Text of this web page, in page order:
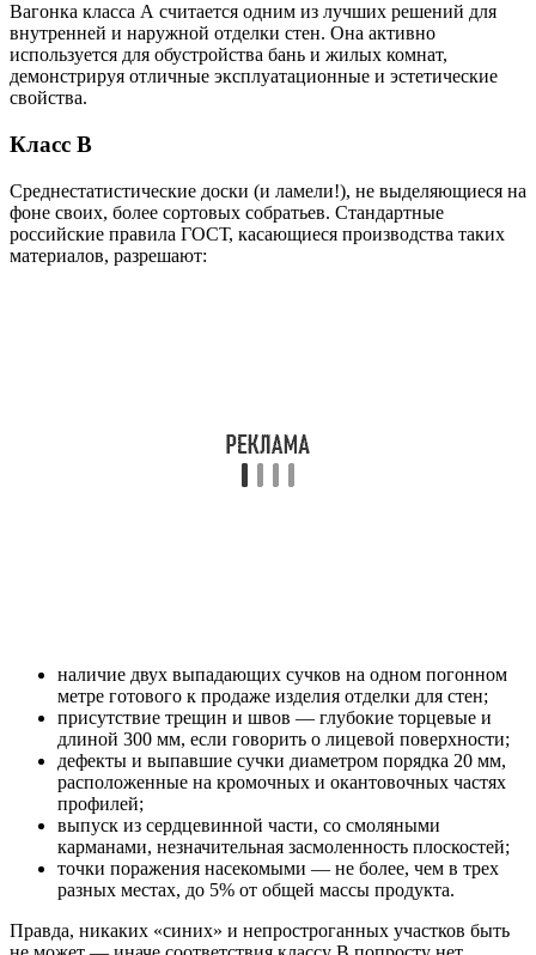
Вагонка класса А считается одним из лучших решений для
внутренней и наружной отделки стен. Она активно
используется для обустройства бань и жилых комнат,
демонстрируя отличные эксплуатационные и эстетические
свойства.
Класс B
Среднестатистические доски (и ламели!), не выделяющиеся на
фоне своих, более сортовых собратьев. Стандартные
российские правила ГОСТ, касающиеся производства таких
материалов, разрешают:
наличие двух выпадающих сучков на одном погонном
метре готового к продаже изделия отделки для стен;
присутствие трещин и швов — глубокие торцевые и
длиной 300 мм, если говорить о лицевой поверхности;
дефекты и выпавшие сучки диаметром порядка 20 мм,
расположенные на кромочных и окантовочных частях
профилей;
выпуск из сердцевинной части, со смоляными
карманами, незначительная засмоленность плоскостей;
точки поражения насекомыми — не более, чем в трех
разных местах, до 5% от общей массы продукта.
Правда, никаких «синих» и непростроганных участков быть